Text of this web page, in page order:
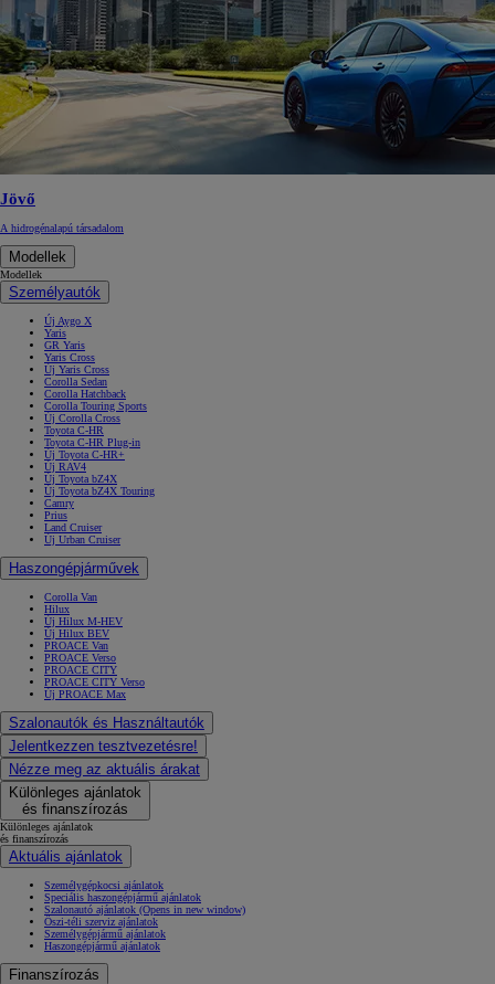
Jövő
A hidrogénalapú társadalom
Modellek
Modellek
Személyautók
Új Aygo X
Yaris
GR Yaris
Yaris Cross
Új Yaris Cross
Corolla Sedan
Corolla Hatchback
Corolla Touring Sports
Új Corolla Cross
Toyota C-HR
Toyota C-HR Plug-in
Új Toyota C-HR+
Új RAV4
Új Toyota bZ4X
Új Toyota bZ4X Touring
Camry
Prius
Land Cruiser
Új Urban Cruiser
Haszongépjárművek
Corolla Van
Hilux
Új Hilux M-HEV
Új Hilux BEV
PROACE Van
PROACE Verso
PROACE CITY
PROACE CITY Verso
Új PROACE Max
Szalonautók és Használtautók
Jelentkezzen tesztvezetésre!
Nézze meg az aktuális árakat
Különleges ajánlatok
és finanszírozás
Különleges ajánlatok
és finanszírozás
Aktuális ajánlatok
Személygépkocsi ajánlatok
Speciális haszongépjármű ajánlatok
Szalonautó ajánlatok (Opens in new window)
Őszi-téli szerviz ajánlatok
Személygépjármű ajánlatok
Haszongépjármű ajánlatok
Finanszírozás